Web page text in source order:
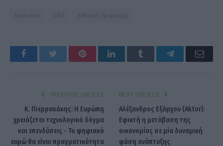
Εθνική Τράπεζα
Facebook Twitter PinterestLinkedIn Tumblr Telegram
PREVIOUS ARTICLE
Κ. Πιερρακάκης: Η Ευρώπη
χρειάζεται τεχνολογικό δόγμα
και επενδύσεις - Το ψηφιακό
ευρώ θα είναι πραγματικότητα
NEXT ARTICLE
Αλέξανδρος Εξάρχου (Aktor):
Εφικτή η μετάβαση της
οικονομίας σε μία δυναμική
φάση ανάπτυξης